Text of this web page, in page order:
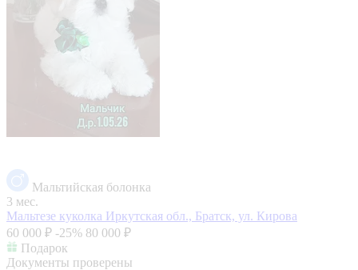
Мальтийская болонка
3 мес.
Мальтезе куколка Иркутская обл., Братск, ул. Кирова
60 000 ₽ -25% 80 000 ₽
Подарок
Документы проверены